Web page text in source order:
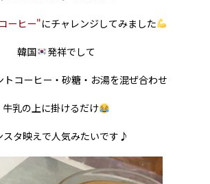
ーヒー"にチャレンジしてみました
韓国 発祥でして
トコーヒー・砂糖・お湯を混ぜ合わせ
牛乳の上に掛けるだけ
スタ映えで人気みたいです♪